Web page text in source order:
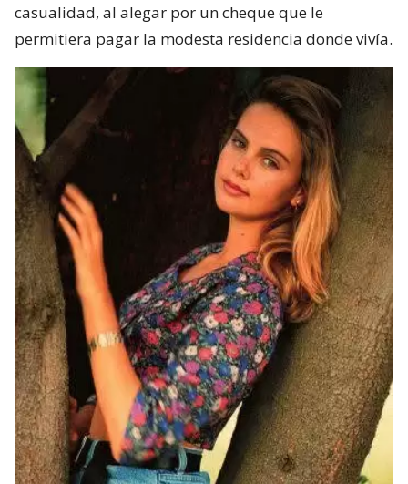
casualidad, al alegar por un cheque que le
permitiera pagar la modesta residencia donde vivía.